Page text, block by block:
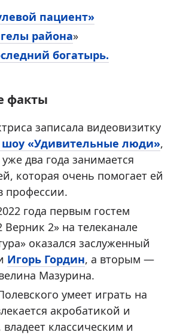
пациент»
района»
богатырь.
факты
записала видеовизитку
шоу «Удивительные люди»,
два года занимается
которая очень помогает ей
профессии.
года первым гостем
2» на телеканале
оказался заслуженный
Игорь Гордин, а вторым —
Мазурина.
умеет играть на
акробатикой и
классическим и